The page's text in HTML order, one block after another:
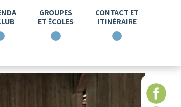
GROUPES
ET ÉCOLES
CONTACT ET
ITINÉRAIRE